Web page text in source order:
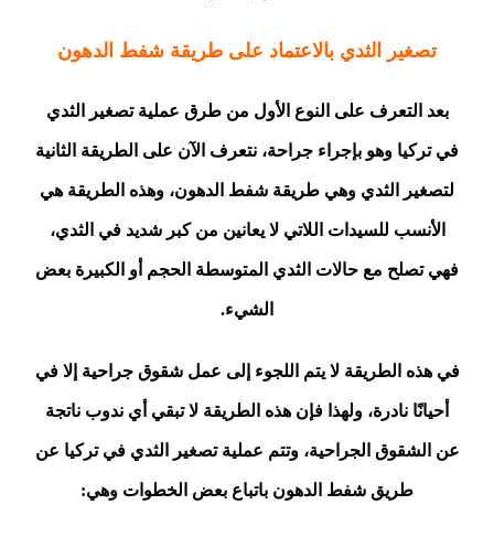
تصغير الثدي بالاعتماد على طريقة شفط الدهون
بعد التعرف على النوع الأول من طرق عملية تصغير الثدي
في تركيا وهو بإجراء جراحة، نتعرف الآن على الطريقة الثانية
لتصغير الثدي وهي طريقة شفط الدهون، وهذه الطريقة هي
الأنسب للسيدات اللاتي لا يعانين من كبر شديد في الثدي،
فهي تصلح مع حالات الثدي المتوسطة الحجم أو الكبيرة بعض
الشيء.
في هذه الطريقة لا يتم اللجوء إلى عمل شقوق جراحية إلا في
أحيانًا نادرة، ولهذا فإن هذه الطريقة لا تبقي أي ندوب ناتجة
عن الشقوق الجراحية، وتتم عملية تصغير الثدي في تركيا عن
طريق شفط الدهون باتباع بعض الخطوات وهي: